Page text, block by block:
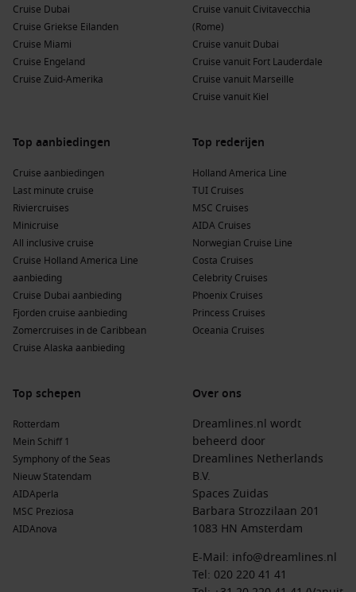
Populaire havens voor of na een cruise naar
Itajaí
Als je een cruise naar Itajaí maakt, zijn er verschillende
andere havens die je kunt verkennen:
Amerika, bekend om zijn bruisende cultuur en stranden.
de boulevard.
Buenos Aires
: De bruisende hoofdstad van
Argentinië biedt cultuur, geschiedenis en een levendige
eet- en dansscène. Verken het iconische La Boca en proef
authentieke tango.
Rio de Janeiro
: Bekend om zijn adembenemende
uitzicht vanaf de Suikerbroodberg en de indrukwekkende
stranden zoals Copacabana en Ipanema. Een must-see
voor elke cruisereiziger!
Montevideo,Uruguay
Ciudad Vieja voor een glimp van het verleden en lokale
markten.
Punta del Este
: Een populaire badplaats
beroemd om zijn stranden, uitgaansleven en luxe. Geniet
van het levendige nachtleven en de geweldige
eetgelegenheden aan de kust.
Populaire regio’s rondom Itajaí
interessante regio’s te verkennen:
Cruise Dubai
Cruise Griekse Eilanden
Cruise Miami
Cruise Engeland
Cruise Zuid-Amerika
Cruise vanuit Civitavecchia
(Rome)
Cruise vanuit Dubai
Cruise vanuit Fort Lauderdale
Cruise vanuit Marseille
Cruise vanuit Kiel
Top aanbiedingen
Cruise aanbiedingen
Last minute cruise
Riviercruises
Minicruise
All inclusive cruise
Cruise Holland America Line
aanbieding
Cruise Dubai aanbieding
Fjorden cruise aanbieding
Zomercruises in de Caribbean
Cruise Alaska aanbieding
Top rederijen
Holland America Line
TUI Cruises
MSC Cruises
AIDA Cruises
Norwegian Cruise Line
Costa Cruises
Celebrity Cruises
Phoenix Cruises
Princess Cruises
Oceania Cruises
Top schepen
Rotterdam
Mein Schiff 1
Symphony of the Seas
Nieuw Statendam
AIDAperla
MSC Preziosa
AIDAnova
Over ons
Dreamlines.nl wordt
beheerd door
Dreamlines Netherlands
B.V.
Spaces Zuidas
Barbara Strozzilaan 201
1083 HN Amsterdam
E-Mail: info@dreamlines.nl
Tel: 020 220 41 41